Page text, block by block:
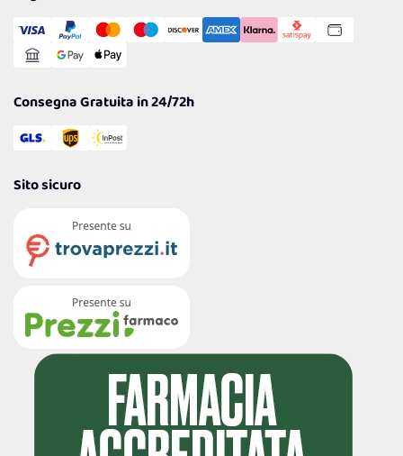
Gestisci Cookie
Reso Facile e Veloce
Consegna Gratuita in 24/72h
Sito sicuro